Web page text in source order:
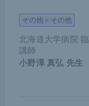
その他＞その他
北海道大学病院
講師
小野澤 真弘 先生